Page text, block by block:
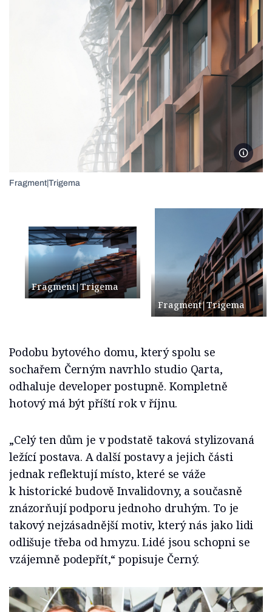
Fragment|Trigema
Fragment|Trigema
Fragment|Trigema
Podobu bytového domu, který spolu se
sochařem Černým navrhlo studio Qarta,
odhaluje developer postupně. Kompletně
hotový má být příští rok v říjnu.
„Celý ten dům je v podstatě taková stylizovaná
ležící postava. A další postavy a jejich části
jednak reflektují místo, které se váže
k historické budově Invalidovny, a současně
znázorňují podporu jednoho druhým. To je
takový nejzásadnější motiv, který nás jako lidi
odlišuje třeba od hmyzu. Lidé jsou schopni se
vzájemně podepřít,“ popisuje Černý.